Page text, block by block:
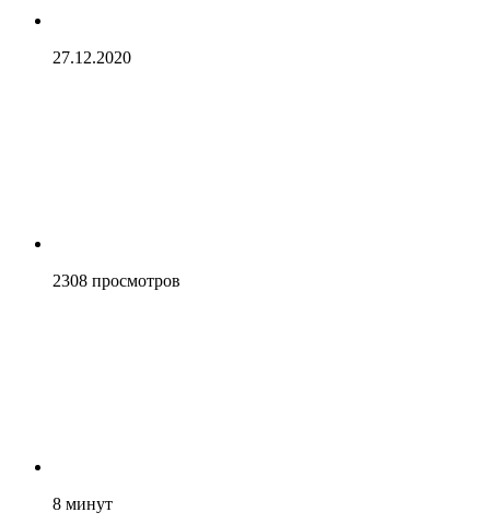
27.12.2020
2308 просмотров
8 минут